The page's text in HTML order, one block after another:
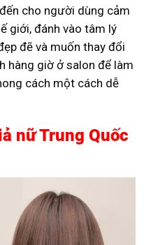
cho người dùng cảm
giới, đánh vào tâm lý
đẽ và muốn thay đổi
hàng giờ ở salon để làm
cách một cách dễ
nữ Trung Quốc